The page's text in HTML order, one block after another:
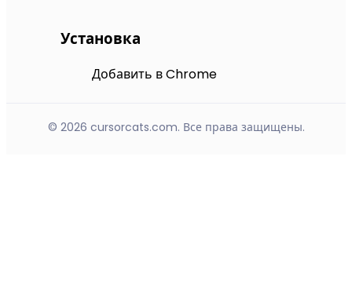
Установка
Добавить в Chrome
© 2026 cursorcats.com. Все права защищены.